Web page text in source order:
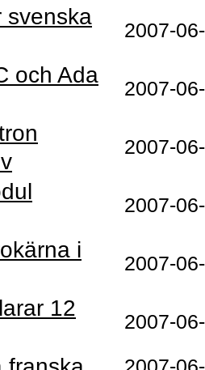
svenska
2007-
och Ada
2007-
2007-
2007-
i
2007-
12
2007-